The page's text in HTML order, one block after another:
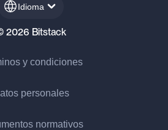
Idioma
2026 Bitstack
y condiciones
personales
normativos